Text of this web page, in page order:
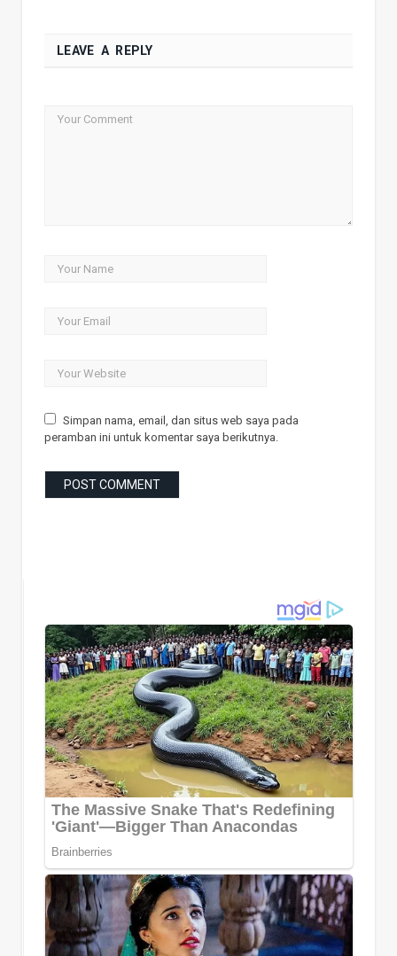
LEAVE A REPLY
Simpan nama, email, dan situs web saya pada
peramban ini untuk komentar saya berikutnya.